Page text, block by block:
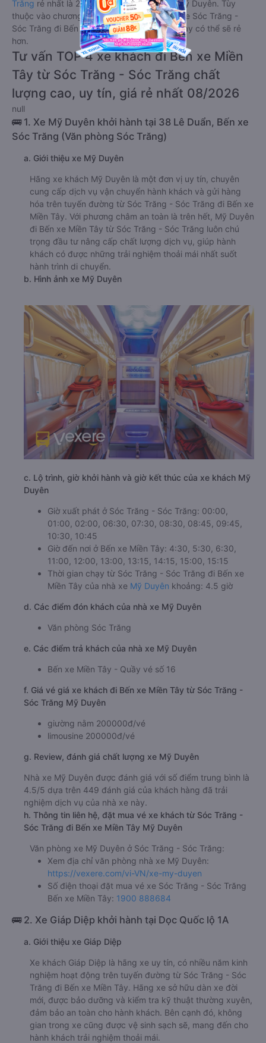
Trăng rẻ nhất là 200000VND của hãng xe Mỹ Duyên. Tùy
thuộc vào chương trình khuyến mãi, giá vé Xe Sóc Trăng -
Sóc Trăng đi Bến xe Miền Tây giường nằm này có thể sẽ rẻ
hơn.
Tư vấn TOP 4 xe khách đi Bến xe Miền
Tây từ Sóc Trăng - Sóc Trăng chất
lượng cao, uy tín, giá rẻ nhất 08/2026
null
🚌 1. Xe Mỹ Duyên khởi hành tại 38 Lê Duẩn, Bến xe
Sóc Trăng (Văn phòng Sóc Trăng)
a. Giới thiệu xe Mỹ Duyên
Hãng xe khách Mỹ Duyên là một đơn vị uy tín, chuyên
cung cấp dịch vụ vận chuyển hành khách và gửi hàng
hóa trên tuyến đường từ Sóc Trăng - Sóc Trăng đi Bến xe
Miền Tây. Với phương châm an toàn là trên hết, Mỹ Duyên
đi Bến xe Miền Tây từ Sóc Trăng - Sóc Trăng luôn chú
trọng đầu tư nâng cấp chất lượng dịch vụ, giúp hành
khách có được những trải nghiệm thoải mái nhất suốt
hành trình di chuyển.
b. Hình ảnh xe Mỹ Duyên
c. Lộ trình, giờ khởi hành và giờ kết thúc của xe khách Mỹ
Duyên
Giờ xuất phát ở Sóc Trăng - Sóc Trăng: 00:00,
01:00, 02:00, 06:30, 07:30, 08:30, 08:45, 09:45,
10:30, 10:45
Giờ đến nơi ở Bến xe Miền Tây: 4:30, 5:30, 6:30,
11:00, 12:00, 13:00, 13:15, 14:15, 15:00, 15:15
Thời gian chạy từ Sóc Trăng - Sóc Trăng đi Bến xe
Miền Tây của nhà xe Mỹ Duyên khoảng: 4.5 giờ
d. Các điểm đón khách của nhà xe Mỹ Duyên
Văn phòng Sóc Trăng
e. Các điểm trả khách của nhà xe Mỹ Duyên
Bến xe Miền Tây - Quầy vé số 16
f. Giá vé giá xe khách đi Bến xe Miền Tây từ Sóc Trăng -
Sóc Trăng Mỹ Duyên
giường nằm 200000đ/vé
limousine 200000đ/vé
g. Review, đánh giá chất lượng xe Mỹ Duyên
Nhà xe Mỹ Duyên được đánh giá với số điểm trung bình là
4.5/5 dựa trên 449 đánh giá của khách hàng đã trải
nghiệm dịch vụ của nhà xe này.
h. Thông tin liên hệ, đặt mua vé xe khách từ Sóc Trăng -
Sóc Trăng đi Bến xe Miền Tây Mỹ Duyên
Văn phòng xe Mỹ Duyên ở Sóc Trăng - Sóc Trăng:
Xem địa chỉ văn phòng nhà xe Mỹ Duyên:
https://vexere.com/vi-VN/xe-my-duyen
Số điện thoại đặt mua vé xe Sóc Trăng - Sóc Trăng
Bến xe Miền Tây: 1900 888684
🚌 2. Xe Giáp Diệp khởi hành tại Dọc Quốc lộ 1A
a. Giới thiệu xe Giáp Diệp
Xe khách Giáp Diệp là hãng xe uy tín, có nhiều năm kinh
nghiệm hoạt động trên tuyến đường từ Sóc Trăng - Sóc
Trăng đi Bến xe Miền Tây. Hãng xe sở hữu dàn xe đời
mới, được bảo dưỡng và kiểm tra kỹ thuật thường xuyên,
đảm bảo an toàn cho hành khách. Bên cạnh đó, không
gian trong xe cũng được vệ sinh sạch sẽ, mang đến cho
hành khách trải nghiệm thoải mái.